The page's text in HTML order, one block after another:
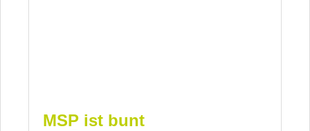
MSP ist bunt